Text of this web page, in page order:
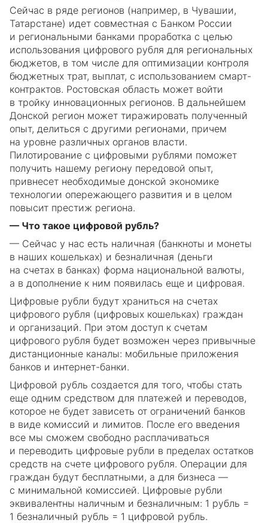
Сейчас в ряде регионов (например, в Чувашии,
Татарстане) идет совместная с Банком России
и региональными банками проработка с целью
использования цифрового рубля для региональных
бюджетов, в том числе для оптимизации контроля
бюджетных трат, выплат, с использованием смарт-
контрактов. Ростовская область может войти
в тройку инновационных регионов. В дальнейшем
Донской регион может тиражировать полученный
опыт, делиться с другими регионами, причем
на уровне различных органов власти.
Пилотирование с цифровыми рублями поможет
получить нашему региону передовой опыт,
привнесет необходимые донской экономике
технологии опережающего развития и в целом
повысит престиж региона.
— Что такое цифровой рубль?
— Сейчас у нас есть наличная (банкноты и монеты
в наших кошельках) и безналичная (деньги
на счетах в банках) форма национальной валюты,
а в дополнение к ним появилась еще и цифровая.
Цифровые рубли будут храниться на счетах
цифрового рубля (цифровых кошельках) граждан
и организаций. При этом доступ к счетам
цифрового рубля будет возможен через привычные
дистанционные каналы: мобильные приложения
банков и интернет-банки.
Цифровой рубль создается для того, чтобы стать
еще одним средством для платежей и переводов,
которое не будет зависеть от ограничений банков
в виде комиссий и лимитов. После его введения
все мы сможем свободно расплачиваться
и переводить цифровые рубли в пределах остатков
средств на счете цифрового рубля. Операции для
граждан будут бесплатными, а для бизнеса —
с минимальной комиссией. Цифровые рубли
эквивалентны наличным и безналичным: 1 рубль =
1 безналичный рубль = 1 цифровой рубль.